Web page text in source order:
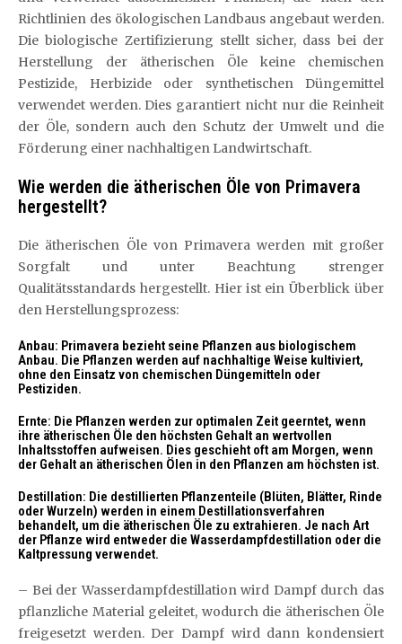
Richtlinien des ökologischen Landbaus angebaut werden.
Die biologische Zertifizierung stellt sicher, dass bei der
Herstellung der ätherischen Öle keine chemischen
Pestizide, Herbizide oder synthetischen Düngemittel
verwendet werden. Dies garantiert nicht nur die Reinheit
der Öle, sondern auch den Schutz der Umwelt und die
Förderung einer nachhaltigen Landwirtschaft.
Wie werden die ätherischen Öle von Primavera
hergestellt?
Die ätherischen Öle von Primavera werden mit großer
Sorgfalt und unter Beachtung strenger
Qualitätsstandards hergestellt. Hier ist ein Überblick über
den Herstellungsprozess:
Anbau: Primavera bezieht seine Pflanzen aus biologischem
Anbau. Die Pflanzen werden auf nachhaltige Weise kultiviert,
ohne den Einsatz von chemischen Düngemitteln oder
Pestiziden.
Ernte: Die Pflanzen werden zur optimalen Zeit geerntet, wenn
ihre ätherischen Öle den höchsten Gehalt an wertvollen
Inhaltsstoffen aufweisen. Dies geschieht oft am Morgen, wenn
der Gehalt an ätherischen Ölen in den Pflanzen am höchsten ist.
Destillation: Die destillierten Pflanzenteile (Blüten, Blätter, Rinde
oder Wurzeln) werden in einem Destillationsverfahren
behandelt, um die ätherischen Öle zu extrahieren. Je nach Art
der Pflanze wird entweder die Wasserdampfdestillation oder die
Kaltpressung verwendet.
– Bei der Wasserdampfdestillation wird Dampf durch das
pflanzliche Material geleitet, wodurch die ätherischen Öle
freigesetzt werden. Der Dampf wird dann kondensiert